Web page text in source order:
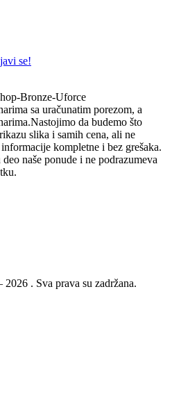
se!
sa uračunatim porezom, a
da budemo što
slika i samih cena, ali ne
kompletne i bez grešaka.
naše ponude i ne podrazumeva
. Sva prava su zadržana.